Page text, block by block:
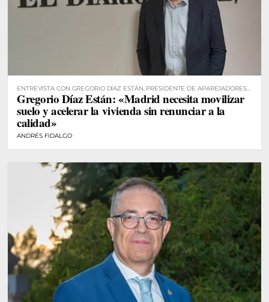
ENTREVISTA CON GREGORIO DÍAZ ESTÁN, PRESIDENTE DE APAREJADORES
MADRID
Gregorio Díaz Están: «Madrid necesita movilizar
suelo y acelerar la vivienda sin renunciar a la
calidad»
ANDRÉS FIDALGO